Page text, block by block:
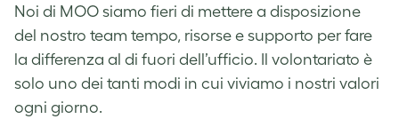
Noi di MOO siamo fieri di mettere a disposizione
del nostro team tempo, risorse e supporto per fare
la differenza al di fuori dell’ufficio. Il volontariato è
solo uno dei tanti modi in cui viviamo i nostri valori
ogni giorno.